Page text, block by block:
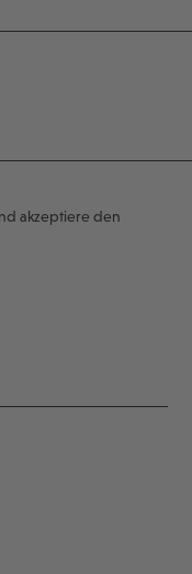
akzeptiere den